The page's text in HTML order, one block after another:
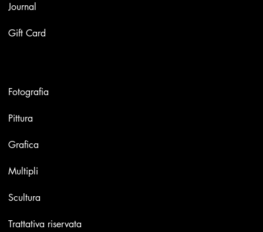
Journal
Gift Card
Fotografia
Pittura
Grafica
Multipli
Scultura
Trattativa riservata